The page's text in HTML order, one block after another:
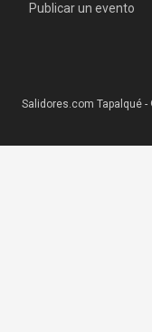
Publicar un evento
Salidores.com Tapalqué